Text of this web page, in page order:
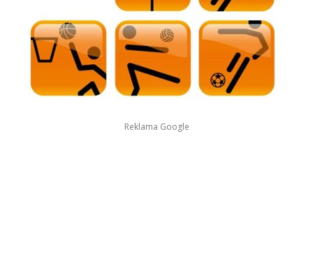
Reklama Google